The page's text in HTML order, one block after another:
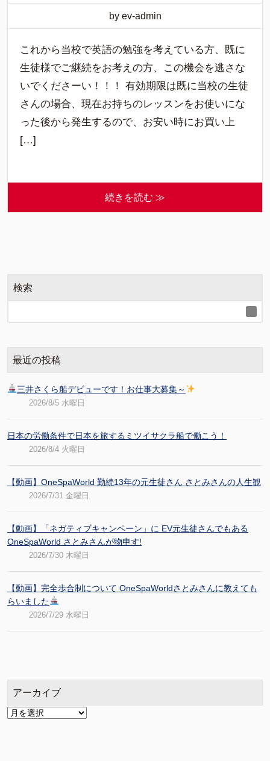
by ev-admin
これから当校で英語の勉強を考えている方、既に
生徒様でご継続をお考えの方、この機会を逃さな
いでくださーい！！！ 有効期限は既に当校の生徒
さんの場合、現在お持ちのレッスンをお使いにな
った後から発生するので、お安い時にお買い上
[…]
続きを読む ≫
検索
最近の投稿
三井さくら船デビューです！お仕事大募集～
2026/8/5 水曜日
日本の労働条件で日本を旅するミツイサクラ船で働こう！
2026/8/4 火曜日
【動画】OneSpaWorld 勤続13年の元生徒さん さとみさんの人生観
2026/7/31 金曜日
【動画】「ネガティブキャンペーン」に EV元生徒さんでもある
OneSpaWorld さとみさんが物申す!
2026/7/30 木曜日
【動画】完全歩合制について OneSpaWorldさとみさんに教えても
らいました
2026/7/29 水曜日
アーカイブ
ア